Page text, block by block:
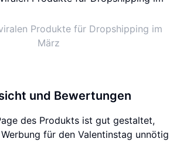
Produkte für Dropshipping im
März
und Bewertungen
des Produkts ist gut gestaltet,
für den Valentinstag unnötig